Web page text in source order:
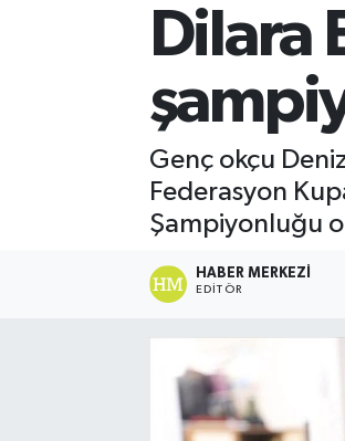
Dilara
Genç okçu
Federasyon
Şampiyonluğu
HABER MERKEZI
EDITÖR
Ankara Trafik Yoğunluk Haritası
Süper Lig Puan Durumu ve Fikstür
Tüm Manşetler
Son Dakika Haberleri
Haber Arşivi